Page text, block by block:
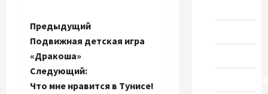
Н
а
в
Предыдущий
Подвижная детская игра
«Дракоша»
Следующий:
Что мне нравится в Тунисе!